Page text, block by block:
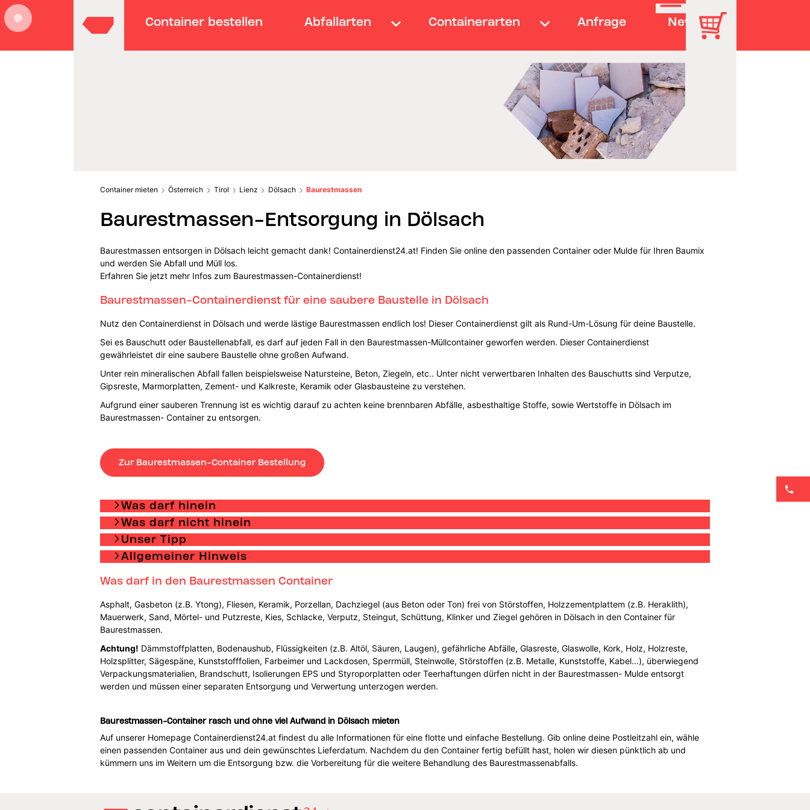
Container bestellen Abfallarten Containerarten Anfrage News
Container mieten Österreich Tirol Lienz Dölsach Baurestmassen
Baurestmassen-Entsorgung in Dölsach
Baurestmassen entsorgen in Dölsach leicht gemacht dank! Containerdienst24.at! Finden Sie online den passenden Container oder Mulde für Ihren Baumix
und werden Sie Abfall und Müll los.
Erfahren Sie jetzt mehr Infos zum Baurestmassen-Containerdienst!
Baurestmassen-Containerdienst für eine saubere Baustelle in Dölsach
Nutz den Containerdienst in Dölsach und werde lästige Baurestmassen endlich los! Dieser Containerdienst gilt als Rund-Um-Lösung für deine Baustelle.
Sei es Bauschutt oder Baustellenabfall, es darf auf jeden Fall in den Baurestmassen-Müllcontainer geworfen werden. Dieser Containerdienst
gewährleistet dir eine saubere Baustelle ohne großen Aufwand.
Unter rein mineralischen Abfall fallen beispielsweise Natursteine, Beton, Ziegeln, etc.. Unter nicht verwertbaren Inhalten des Bauschutts sind Verputze,
Gipsreste, Marmorplatten, Zement- und Kalkreste, Keramik oder Glasbausteine zu verstehen.
Aufgrund einer sauberen Trennung ist es wichtig darauf zu achten keine brennbaren Abfälle, asbesthaltige Stoffe, sowie Wertstoffe in Dölsach im
Baurestmassen- Container zu entsorgen.
Zur Baurestmassen-Container Bestellung
Was darf hinein
Was darf nicht hinein
Unser Tipp
Allgemeiner Hinweis
Was darf in den Baurestmassen Container
Asphalt, Gasbeton (z.B. Ytong), Fliesen, Keramik, Porzellan, Dachziegel (aus Beton oder Ton) frei von Störstoffen, Holzzementplattem (z.B. Heraklith),
Mauerwerk, Sand, Mörtel- und Putzreste, Kies, Schlacke, Verputz, Steingut, Schüttung, Klinker und Ziegel gehören in Dölsach in den Container für
Baurestmassen.
Achtung! Dämmstoffplatten, Bodenaushub, Flüssigkeiten (z.B. Altöl, Säuren, Laugen), gefährliche Abfälle, Glasreste, Glaswolle, Kork, Holz, Holzreste,
Holzsplitter, Sägespäne, Kunststofffolien, Farbeimer und Lackdosen, Sperrmüll, Steinwolle, Störstoffen (z.B. Metalle, Kunststoffe, Kabel…), überwiegend
Verpackungsmaterialien, Brandschutt, Isolierungen EPS und Styroporplatten oder Teerhaftungen dürfen nicht in der Baurestmassen- Mulde entsorgt
werden und müssen einer separaten Entsorgung und Verwertung unterzogen werden.
Baurestmassen-Container rasch und ohne viel Aufwand in Dölsach mieten
Auf unserer Homepage Containerdienst24.at findest du alle Informationen für eine flotte und einfache Bestellung. Gib online deine Postleitzahl ein, wähle
einen passenden Container aus und dein gewünschtes Lieferdatum. Nachdem du den Container fertig befüllt hast, holen wir diesen pünktlich ab und
kümmern uns im Weitern um die Entsorgung bzw. die Vorbereitung für die weitere Behandlung des Baurestmassenabfalls.